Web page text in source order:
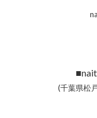
(千葉県松